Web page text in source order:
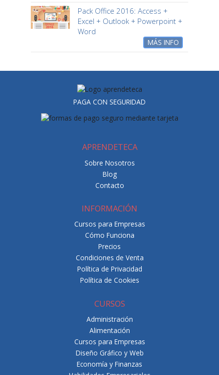
Pack Office 2016: Access +
Excel + Outlook + Powerpoint +
Word
MÁS INFO
PAGA CON SEGURIDAD
APRENDETECA
Sobre Nosotros
Blog
Contacto
INFORMACIÓN
Cursos para Empresas
Cómo Funciona
Precios
Condiciones de Venta
Política de Privacidad
Política de Cookies
CURSOS
Administración
Alimentación
Cursos para Empresas
Diseño Gráfico y Web
Economía y Finanzas